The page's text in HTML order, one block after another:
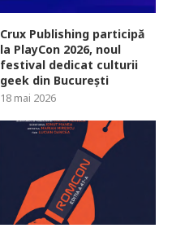
Crux Publishing participă
la PlayCon 2026, noul
festival dedicat culturii
geek din București
18 mai 2026